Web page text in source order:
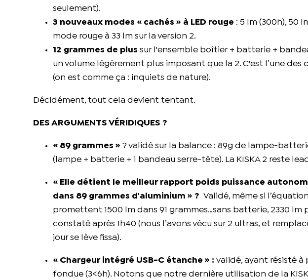
seulement).
3 nouveaux modes « cachés » à LED rouge : 5 lm (300h), 50
mode rouge à 33 lm sur la version 2.
12 grammes de plus sur l'ensemble boîtier + batterie +
un volume légèrement plus imposant que la 2. C'est l’une
(on est comme ça : inquiets de nature).
Décidément, tout cela devient tentant.
DES ARGUMENTS VÉRIDIQUES ?
« 89 grammes » ? validé sur la balance : 89g de lampe-
(lampe + batterie + 1 bandeau serre-tête). La KISKA 2 reste
« Elle détient le meilleur rapport poids puissance
dans 89 grammes d'aluminium » ? Validé, même si
promettent 1500 lm dans 91 grammes…sans batterie, 2330
constaté après 1h40 (nous l’avons vécu sur 2 ultras, et
jour se lève fissa).
« Chargeur intégré USB-C étanche » :validé, ayant résisté à
fondue (3<6h). Notons que notre dernière utilisation de la